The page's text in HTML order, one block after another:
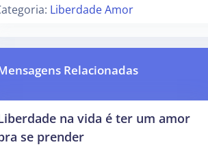
Liberdade Amor
Relacionadas
na vida é ter um amor
se prender